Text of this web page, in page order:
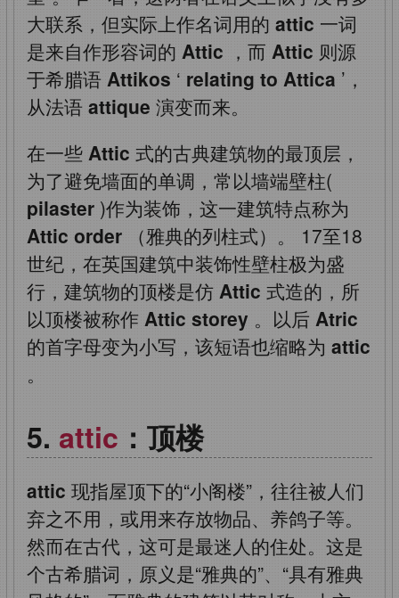
大联系，但实际上作名词用的 attic 一词
是来自作形容词的 Attic ，而 Attic 则源
于希腊语 Attikos ‘ relating to Attica ’，
从法语 attique 演变而来。
在一些 Attic 式的古典建筑物的最顶层，
为了避免墙面的单调，常以墙端壁柱(
pilaster )作为装饰，这一建筑特点称为
Attic order （雅典的列柱式）。 17至18
世纪，在英国建筑中装饰性壁柱极为盛
行，建筑物的顶楼是仿 Attic 式造的，所
以顶楼被称作 Attic storey 。以后 Atric
的首字母变为小写，该短语也缩略为 attic
。
attic ：顶楼
attic 现指屋顶下的“小阁楼”，往往被人们
弃之不用，或用来存放物品、养鸽子等。
然而在古代，这可是最迷人的住处。这是
个古希腊词，原义是“雅典的”、“具有雅典